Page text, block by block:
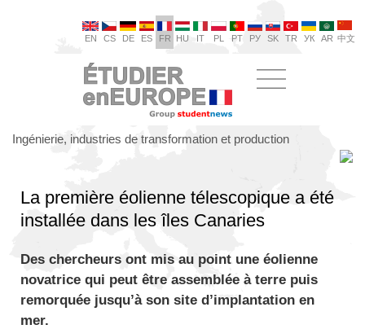
EN CS DE ES FR HU IT PL PT РУ SK TR УК AR 中文
Ingénierie, industries de transformation et production
La première éolienne télescopique a été
installée dans les îles Canaries
Des chercheurs ont mis au point une éolienne
novatrice qui peut être assemblée à terre puis
remorquée jusqu’à son site d’implantation en
mer.